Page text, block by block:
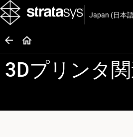
Japan (日本
3Dプリンタ